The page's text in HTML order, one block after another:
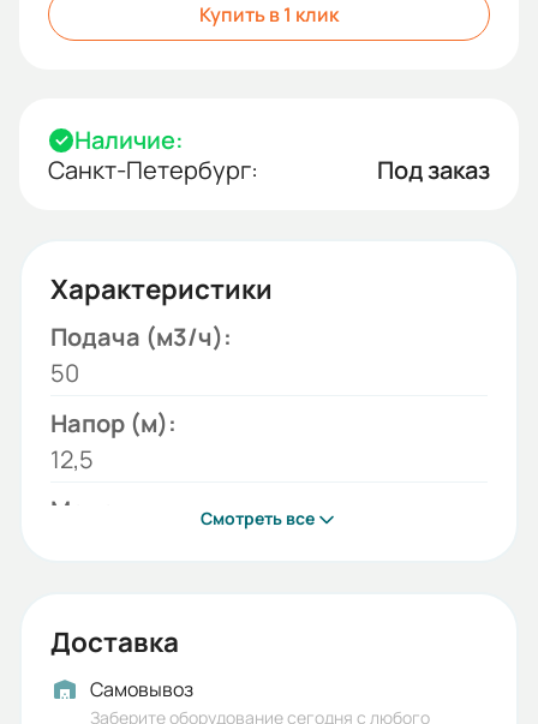
Купить в 1 клик
Наличие:
Санкт-Петербург:
Под заказ
Характеристики
Подача (м3/ч):
50
Напор (м):
12,5
Модель:
ESQ
Исполнение:
Смотреть все
Доставка
Самовывоз
Заберите оборудование сегодня с любого